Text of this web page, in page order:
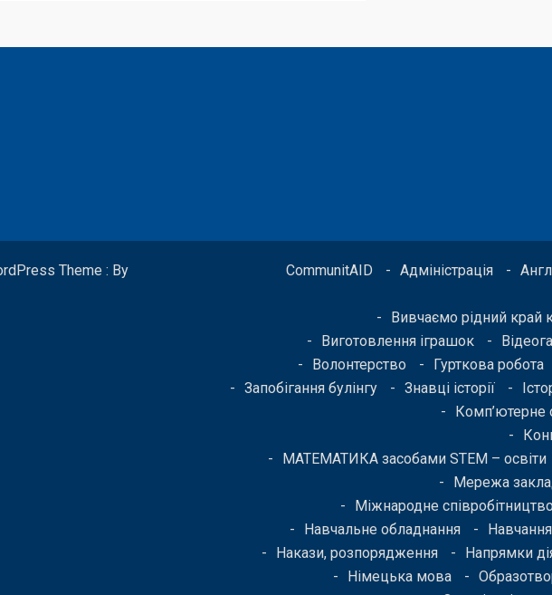
Theme : By CommunitAID Адміністрація
Вивчаємо рідний край
Виготовлення іграшок
Волонтерство
Гурткова робота
Запобігання булінгу
Знавці історії
Комп’ютерне
МАТЕМАТИКА засобами STEM – освіти
Мережа
Міжнародне
Навчальне обладнання
Накази, розпорядження
Напрямки
Німецька мова